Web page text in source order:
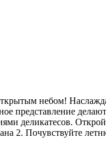
небом!
представление
деликатесов.
2. Почувствуйте